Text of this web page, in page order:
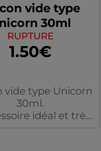
vide type
30ml
RUPTURE
1.50€
vide type Unicorn
30ml.
idéal et très
pour